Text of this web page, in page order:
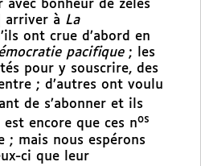
avec bonheur de zélés
arriver à La
ont crue d’abord en
pacifique; les
pour y souscrire, des
; d’autres ont voulu
de s’abonner et ils
encore que ces nos
; mais nous espérons
ci que leur